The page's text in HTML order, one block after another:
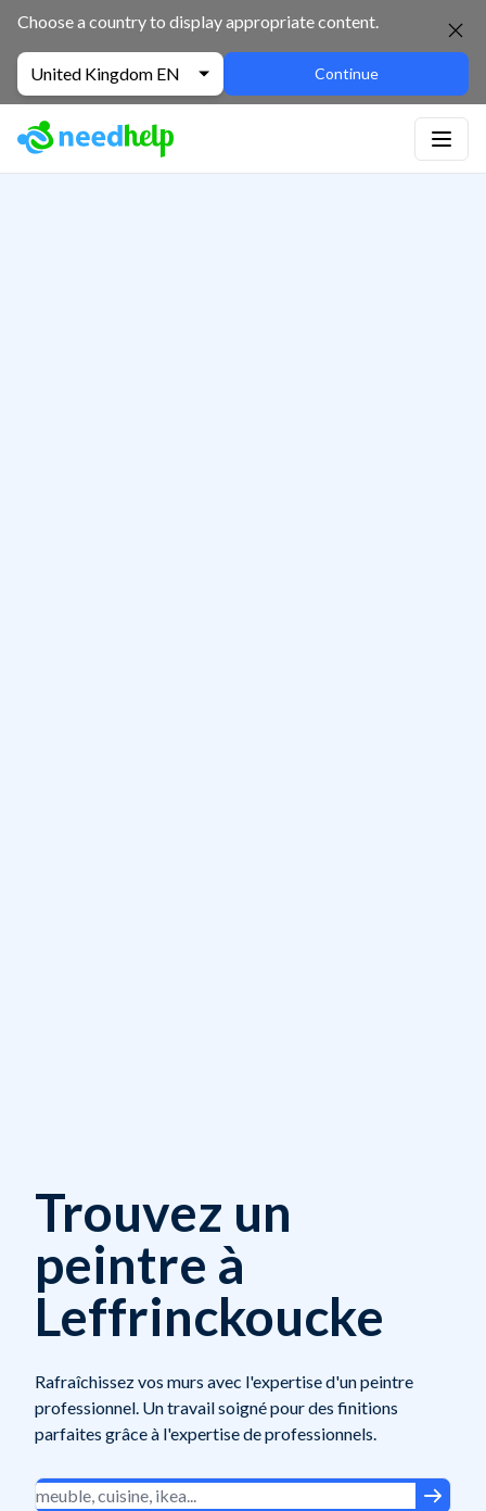
Choose a country to display appropriate content.
United Kingdom EN Continue
Trouvez un
peintre à
Leffrinckoucke
Rafraîchissez vos murs avec l'expertise d'un peintre
professionnel. Un travail soigné pour des finitions
parfaites grâce à l'expertise de professionnels.